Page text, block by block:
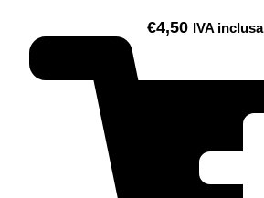
€4,50 IVA inclusa